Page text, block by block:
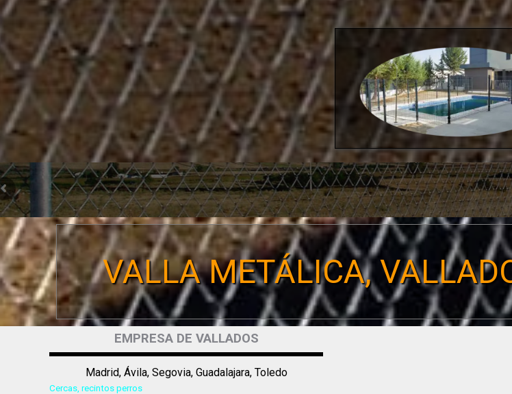
VALLA METÁLICA,
Cercas, recintos perros
EMPRESA DE VALLADOS
Madrid, Ávila, Segovia, Guadalajara, Toledo